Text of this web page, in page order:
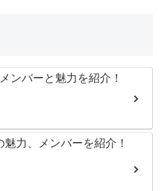
ンバーと魅力を紹介！
魅力、メンバーを紹介！